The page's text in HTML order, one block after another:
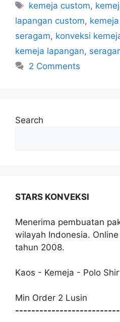
kemeja custom,
lapangan custom,
seragam, konveksi
kemeja lapangan,
2 Comments
Search
STARS KONVEKSI
Menerima pembuatan
wilayah Indonesia.
tahun 2008.
Kaos - Kemeja - Polo
Min Order 2 Lusin